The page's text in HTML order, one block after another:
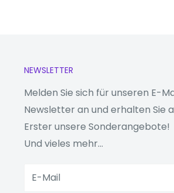
NEWSLETTER
Melden Sie sich für unseren E-
Newsletter an und erhalten Sie
Erster unsere Sonderangebote!
Und vieles mehr...
E-Mail